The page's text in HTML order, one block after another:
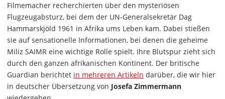
Filmemacher recherchierten über den mysteriösen
Flugzeugabsturz, bei dem der UN-Generalsekretär Dag
Hammarskjöld 1961 in Afrika ums Leben kam. Dabei stießen
sie auf sensationelle Informationen, bei denen die geheime
Miliz SAIMR eine wichtige Rolle spielt. Ihre Blutspur zieht sich
durch den ganzen afrikanischen Kontinent. Der britische
Guardian berichtet in mehreren Artikeln darüber, die wir hier
in deutscher Übersetzung von Josefa Zimmermann